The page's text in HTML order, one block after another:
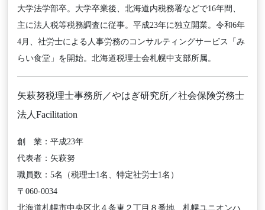
大学法学部卒。大学卒業後、北海道内税務署などで16年間、
主に法人税等税務調査に従事。平成23年に独立開業。令和6年
4月、社労士による人事労務のコンサルティングサービス「み
らい食堂」を開始。北海道税理士会札幌中支部所属。
矢萩努税理士事務所／やはぎ研究所／社会保険労務士
法人Facilitation
創 業：平成23年
代表者：矢萩努
職員数：5名（税理士1名、特定社労士1名）
〒060-0034
北海道札幌市中央区北４条東２丁目８番地 札幌ユニオンハ